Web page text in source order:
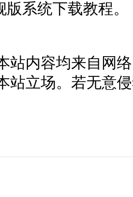
系统下载教程。
站内容均来自网
站立场。若无意